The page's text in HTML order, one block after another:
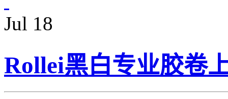
Jul 18
Rollei黑白专业胶卷